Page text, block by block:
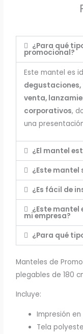
¿Para qué
promocional?
Este mantel es
degustaciones,
venta,
corporativos,
una
¿El mantel
¿Este mantel
¿Es fácil de
¿Este mantel
mi empresa?
¿Para qué
Manteles de
plegables de 180
Incluye:
Impresión
Tela